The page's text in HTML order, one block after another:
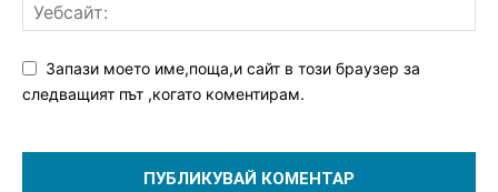
Запази моето име,поща,и сайт в този браузер за
следващият път ,когато коментирам.